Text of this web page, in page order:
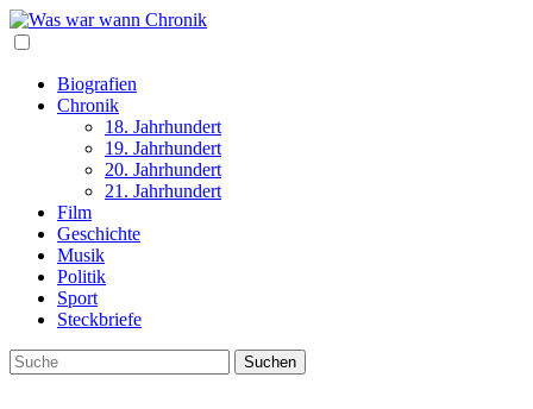
Biografien
Chronik
18. Jahrhundert
19. Jahrhundert
20. Jahrhundert
21. Jahrhundert
Film
Geschichte
Musik
Politik
Sport
Steckbriefe